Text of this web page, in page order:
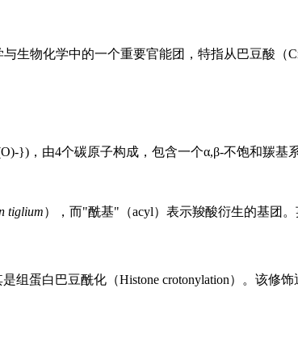
生物化学中的一个重要官能团，特指从巴豆酸
})，由4个碳原子构成，包含一个α,β-不饱和羰
tiglium），而"酰基"（acyl）表示羧酸衍生的基团。
组蛋白巴豆酰化（Histone crotonylation）。该修